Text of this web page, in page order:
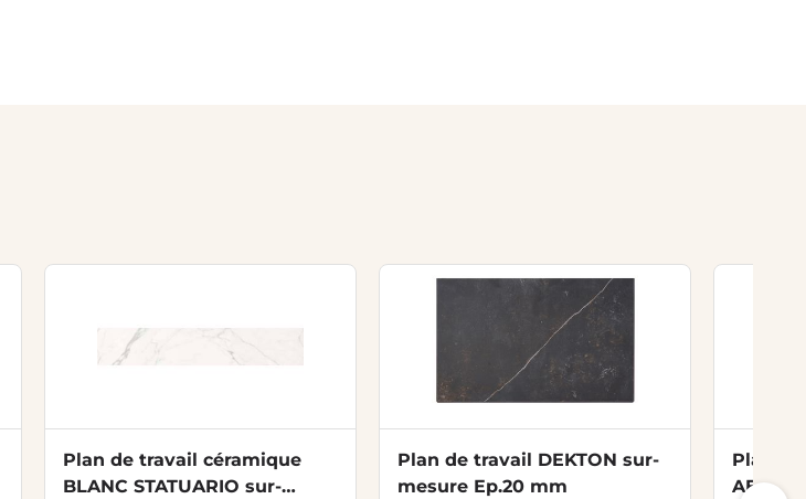
Plan de travail céramique
BLANC STATUARIO sur-
Plan de travail DEKTON sur-
mesure Ep.20 mm
Plan